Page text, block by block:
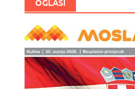
OGLASI